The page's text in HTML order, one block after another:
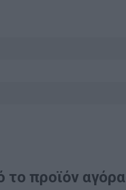
προϊόν